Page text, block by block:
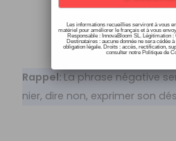
Rappel:La phrase négative
nier, dire non, exprimer son
Les informations recueillies serviront à vous
matériel pour améliorer le français et à vous
Responsable : InnovaBloom SL. Légitimation :
Destinataires : aucune donnée ne sera cédée
obligation légale. Droits : accès, rectification,
consulter notre Politique de